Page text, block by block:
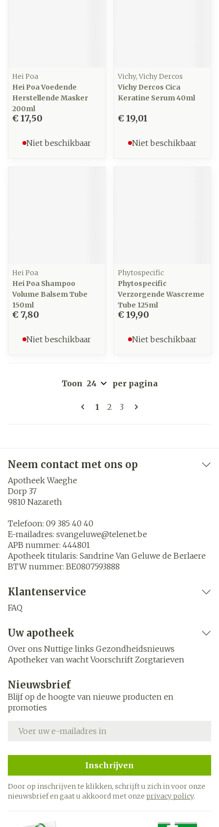
Hei Poa
Hei Poa Voedende
Herstellende Masker
200ml
€ 17,50
Niet beschikbaar
Vichy, Vichy Dercos
Vichy Dercos Cica
Keratine Serum 40ml
€ 19,01
Niet beschikbaar
Hei Poa
Hei Poa Shampoo
Volume Balsem Tube
150ml
€ 7,80
Niet beschikbaar
Phytospecific
Phytospecific
Verzorgende Wascreme
Tube 125ml
€ 19,90
Niet beschikbaar
Pagina's
U lees momenteel pagina
1 Pagina
2 Pagina
3
Toon per pagina
Neem contact met ons op
Apotheek Waeghe
Dorp 37
9810 Nazareth
Telefoon: 09 385 40 40
E-mailadres: svangeluwe@telenet.be
APB nummer: 444801
Apotheek titularis: Sandrine Van Geluwe de Berlaere
BTW nummer: BE0807593888
Klantenservice
FAQ
Uw apotheek
Over ons Nuttige links Gezondheidsnieuws
Apotheker van wacht Voorschrift Zorgtarieven
Nieuwsbrief
Blijf op de hoogte van nieuwe producten en
promoties
Inschrijven
Door op inschrijven te klikken, schrijft u zich in voor onze
nieuwsbrief en gaat u akkoord met onze privacy policy.